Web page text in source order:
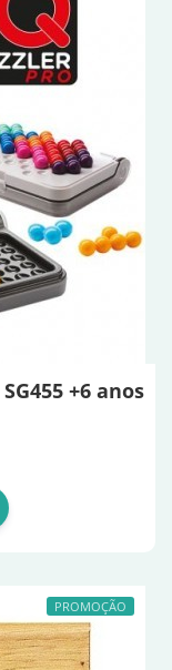
+6 anos
PROMOÇÃO